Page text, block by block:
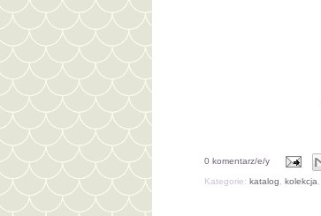
0 komentarz/e/y
Kategorie: katalog kolekcja